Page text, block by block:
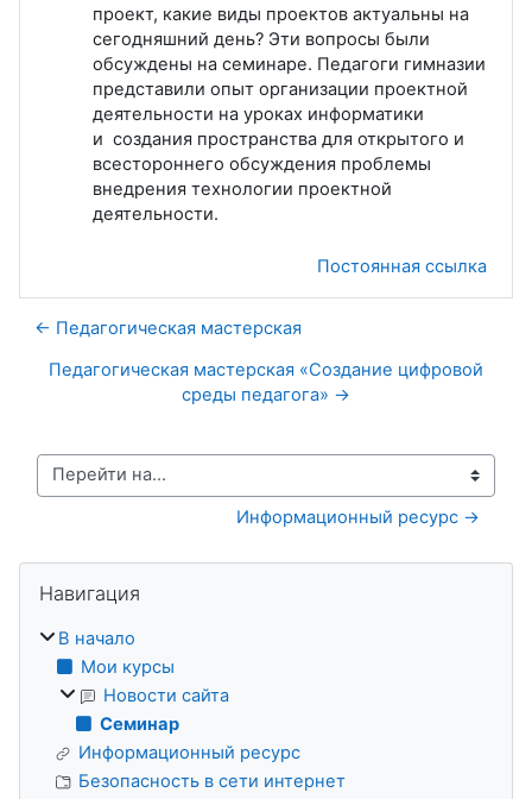
проект, какие виды проектов актуальны на
сегодняшний день? Эти вопросы были
обсуждены на семинаре. Педагоги гимназии
представили опыт организации проектной
деятельности на уроках информатики
и создания пространства для открытого и
всестороннего обсуждения проблемы
внедрения технологии проектной
деятельности.
Постоянная ссылка
← Педагогическая мастерская
Педагогическая мастерская «Создание цифровой
среды педагога» →
Перейти на...
Информационный ресурс →
Блоки
Навигация
В начало
Мои курсы
Новости сайта
Семинар
Информационный ресурс
Безопасность в сети интернет